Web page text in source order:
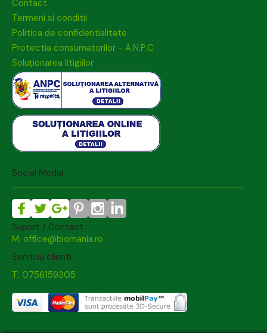
Contact
Termeni si conditii
Politica de confidentialitate
Protectia consumatorilor - A.N.P.C
Soluționarea litigiilor
Social Media
Suport / Contact
M: office@biomania.ro
Serviciu clienti
T: 0756159305